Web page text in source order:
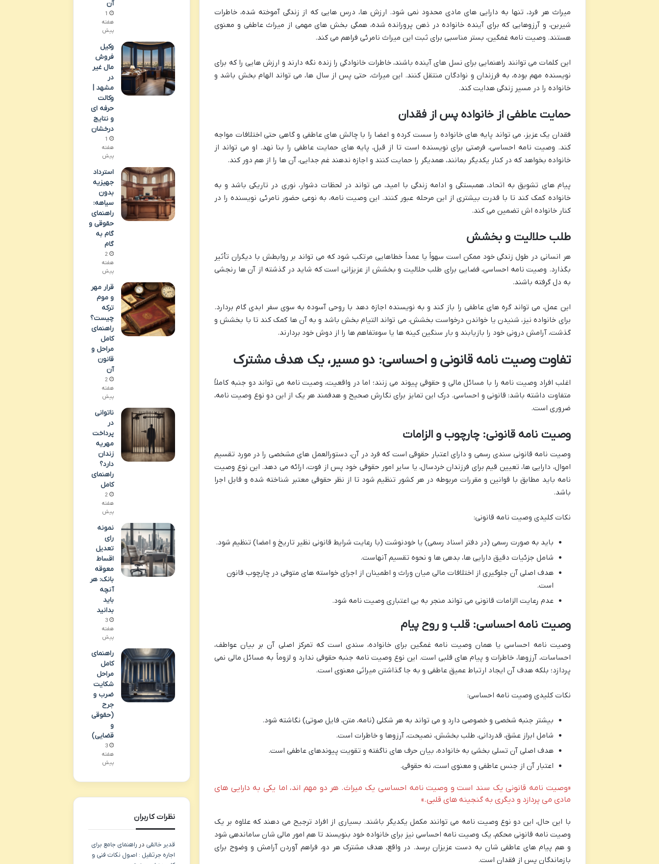
میراث هر فرد، تنها به دارایی های مادی محدود نمی شود. ارزش ها، درس هایی که از زندگی آموخته شده، خاطرات
شیرین، و آرزوهایی که برای آینده خانواده در ذهن پرورانده شده، همگی بخش های مهمی از میراث عاطفی و معنوی
هستند. وصیت نامه غمگین، بستر مناسبی برای ثبت این میراث نامرئی فراهم می کند.
این کلمات می توانند راهنمایی برای نسل های آینده باشند، خاطرات خانوادگی را زنده نگه دارند و ارزش هایی را که برای
نویسنده مهم بوده، به فرزندان و نوادگان منتقل کنند. این میراث، حتی پس از سال ها، می تواند الهام بخش باشد و
خانواده را در مسیر زندگی هدایت کند.
حمایت عاطفی از خانواده پس از فقدان
فقدان یک عزیز، می تواند پایه های خانواده را سست کرده و اعضا را با چالش های عاطفی و گاهی حتی اختلافات مواجه
کند. وصیت نامه احساسی، فرصتی برای نویسنده است تا از قبل، پایه های حمایت عاطفی را بنا نهد. او می تواند از
خانواده بخواهد که در کنار یکدیگر بمانند، همدیگر را حمایت کنند و اجازه ندهند غم جدایی، آن ها را از هم دور کند.
پیام های تشویق به اتحاد، همبستگی و ادامه زندگی با امید، می تواند در لحظات دشوار، نوری در تاریکی باشد و به
خانواده کمک کند تا با قدرت بیشتری از این مرحله عبور کنند. این وصیت نامه، به نوعی حضور نامرئی نویسنده را در
کنار خانواده اش تضمین می کند.
طلب حلالیت و بخشش
هر انسانی در طول زندگی خود ممکن است سهواً یا عمداً خطاهایی مرتکب شود که می تواند بر روابطش با دیگران تأثیر
بگذارد. وصیت نامه احساسی، فضایی برای طلب حلالیت و بخشش از عزیزانی است که شاید در گذشته از آن ها رنجشی
به دل گرفته باشند.
این عمل، می تواند گره های عاطفی را باز کند و به نویسنده اجازه دهد با روحی آسوده به سوی سفر ابدی گام بردارد.
برای خانواده نیز، شنیدن یا خواندن درخواست بخشش، می تواند التیام بخش باشد و به آن ها کمک کند تا با بخشش و
گذشت، آرامش درونی خود را بازیابند و بار سنگین کینه ها یا سوءتفاهم ها را از دوش خود بردارند.
تفاوت وصیت نامه قانونی و احساسی: دو مسیر، یک هدف مشترک
اغلب افراد وصیت نامه را با مسائل مالی و حقوقی پیوند می زنند؛ اما در واقعیت، وصیت نامه می تواند دو جنبه کاملاً
متفاوت داشته باشد: قانونی و احساسی. درک این تمایز برای نگارش صحیح و هدفمند هر یک از این دو نوع وصیت نامه،
ضروری است.
وصیت نامه قانونی: چارچوب و الزامات
وصیت نامه قانونی سندی رسمی و دارای اعتبار حقوقی است که فرد در آن، دستورالعمل های مشخصی را در مورد تقسیم
اموال، دارایی ها، تعیین قیم برای فرزندان خردسال، یا سایر امور حقوقی خود پس از فوت، ارائه می دهد. این نوع وصیت
نامه باید مطابق با قوانین و مقررات مربوطه در هر کشور تنظیم شود تا از نظر حقوقی معتبر شناخته شده و قابل اجرا
باشد.
نکات کلیدی وصیت نامه قانونی:
باید به صورت رسمی (در دفتر اسناد رسمی) یا خودنوشت (با رعایت شرایط قانونی نظیر تاریخ و امضا) تنظیم شود.
شامل جزئیات دقیق دارایی ها، بدهی ها و نحوه تقسیم آنهاست.
هدف اصلی آن جلوگیری از اختلافات مالی میان وراث و اطمینان از اجرای خواسته های متوفی در چارچوب قانون
است.
عدم رعایت الزامات قانونی می تواند منجر به بی اعتباری وصیت نامه شود.
وصیت نامه احساسی: قلب و روح پیام
وصیت نامه احساسی یا همان وصیت نامه غمگین برای خانواده، سندی است که تمرکز اصلی آن بر بیان عواطف،
احساسات، آرزوها، خاطرات و پیام های قلبی است. این نوع وصیت نامه جنبه حقوقی ندارد و لزوماً به مسائل مالی نمی
پردازد؛ بلکه هدف آن ایجاد ارتباط عمیق عاطفی و به جا گذاشتن میراثی معنوی است.
نکات کلیدی وصیت نامه احساسی:
بیشتر جنبه شخصی و خصوصی دارد و می تواند به هر شکلی (نامه، متن، فایل صوتی) نگاشته شود.
شامل ابراز عشق، قدردانی، طلب بخشش، نصیحت، آرزوها و خاطرات است.
هدف اصلی آن تسلی بخشی به خانواده، بیان حرف های ناگفته و تقویت پیوندهای عاطفی است.
اعتبار آن از جنس عاطفی و معنوی است، نه حقوقی.
«وصیت نامه قانونی یک سند است و وصیت نامه احساسی یک میراث. هر دو مهم اند، اما یکی به دارایی های
مادی می پردازد و دیگری به گنجینه های قلبی.»
با این حال، این دو نوع وصیت نامه می توانند مکمل یکدیگر باشند. بسیاری از افراد ترجیح می دهند که علاوه بر یک
وصیت نامه قانونی محکم، یک وصیت نامه احساسی نیز برای خانواده خود بنویسند تا هم امور مالی شان ساماندهی شود
و هم پیام های عاطفی شان به دست عزیزان برسد. در واقع، هدف مشترک هر دو، فراهم آوردن آرامش و وضوح برای
بازماندگان پس از فقدان است.
آن
1
هفته
پیش
وکیل
فروش
مال غیر
در
مشهد |
وکالت
حرفه ای
و نتایج
درخشان
1
هفته
پیش
استرداد
جهیزیه
بدون
سیاهه:
راهنمای
حقوقی و
گام به
گام
2
هفته
پیش
قرار مهر
و موم
ترکه
چیست؟
راهنمای
کامل
مراحل و
قانون
آن
2
هفته
پیش
ناتوانی
در
پرداخت
مهریه
زندان
دارد؟
راهنمای
کامل
2
هفته
پیش
نمونه
رای
تعدیل
اقساط
معوقه
بانک: هر
آنچه
باید
بدانید
3
هفته
پیش
راهنمای
کامل
مراحل
شکایت
ضرب و
جرح
(حقوقی
و
قضایی)
3
هفته
پیش
نظرات کاربران
قدیر خالقی در راهنمای جامع برای
اجاره جرثقیل : اصول نکات فنی و